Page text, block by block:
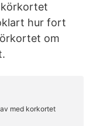
hur fort
om